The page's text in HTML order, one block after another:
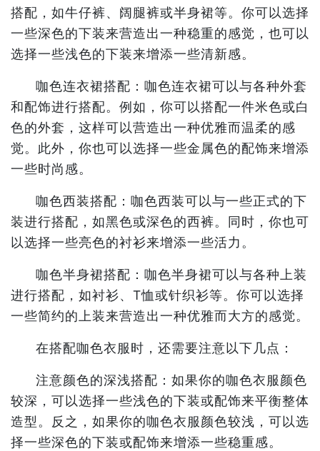
搭配，如牛仔裤、阔腿裤或半身裙等。你可以选择
一些深色的下装来营造出一种稳重的感觉，也可以
选择一些浅色的下装来增添一些清新感。
咖色连衣裙搭配：咖色连衣裙可以与各种外套
和配饰进行搭配。例如，你可以搭配一件米色或白
色的外套，这样可以营造出一种优雅而温柔的感
觉。此外，你也可以选择一些金属色的配饰来增添
一些时尚感。
咖色西装搭配：咖色西装可以与一些正式的下
装进行搭配，如黑色或深色的西裤。同时，你也可
以选择一些亮色的衬衫来增添一些活力。
咖色半身裙搭配：咖色半身裙可以与各种上装
进行搭配，如衬衫、T恤或针织衫等。你可以选择
一些简约的上装来营造出一种优雅而大方的感觉。
在搭配咖色衣服时，还需要注意以下几点：
注意颜色的深浅搭配：如果你的咖色衣服颜色
较深，可以选择一些浅色的下装或配饰来平衡整体
造型。反之，如果你的咖色衣服颜色较浅，可以选
择一些深色的下装或配饰来增添一些稳重感。